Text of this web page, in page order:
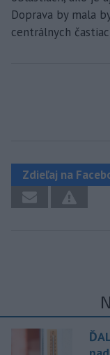
Doprava by mala
centrálnych
Zdieľaj na